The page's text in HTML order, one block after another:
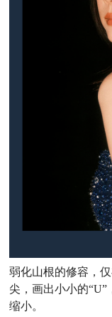
弱化山根的修容，
尖，画出小小的
缩小。